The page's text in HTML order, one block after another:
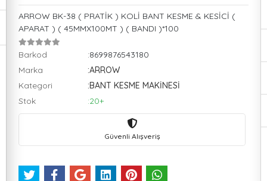
ARROW BK-38 ( PRATİK ) KOLİ BANT KESME & KESİCİ (
APARAT ) ( 45MMX100MT ) ( BANDI )*100
Barkod
:8699876543180
Marka
:ARROW
Kategori
:BANT KESME MAKİNESİ
Stok
:20+
Güvenli Alışveriş